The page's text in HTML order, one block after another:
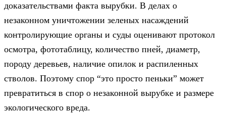
доказательствами факта вырубки. В делах о
незаконном уничтожении зеленых насаждений
контролирующие органы и суды оценивают протокол
осмотра, фототаблицу, количество пней, диаметр,
породу деревьев, наличие опилок и распиленных
стволов. Поэтому спор “это просто пеньки” может
превратиться в спор о незаконной вырубке и размере
экологического вреда.